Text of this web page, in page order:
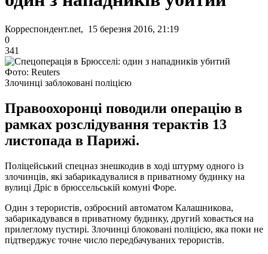
Корреспондент.net, 15 березня 2016, 21:19
0
341
Фото: Reuters
Злочинці заблоковані поліцією
Правоохоронці поводили операцію в
рамках розслідування терактів 13
листопада в Парижі.
Поліцейський спецназ знешкодив в ході штурму одного із
злочинців, які забарикадувалися в приватному будинку на
вулиці Дріс в брюссельській комуні Форе.
Один з терористів, озброєний автоматом Калашникова,
забарикадувався в приватному будинку, другий ховається на
прилеглому пустирі. Злочинці блоковані поліцією, яка поки не
підтверджує точне число передбачуваних терористів.